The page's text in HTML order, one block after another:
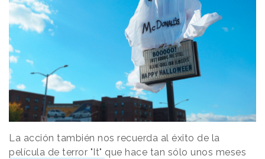
La acción también nos recuerda al éxito de la
película de terror "It" que hace tan sólo unos meses